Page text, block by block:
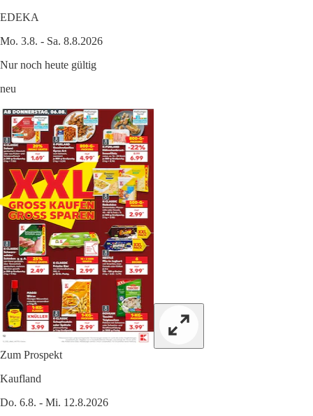
EDEKA
Mo. 3.8. - Sa. 8.8.2026
Nur noch heute gültig
neu
Zum Prospekt
Kaufland
Do. 6.8. - Mi. 12.8.2026